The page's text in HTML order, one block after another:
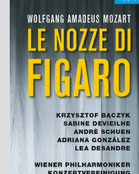
Naxos Deutschland Blog
Naxos weltweit